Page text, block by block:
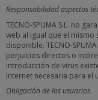
Responsabilidad aspectos
TECNO-SPUMA S.L. no
web al igual que el
disponible. TECNO-
perjuicios directos o
introducción de virus
Internet necesaria para el
Obligación de los usuarios